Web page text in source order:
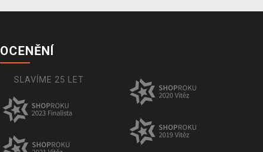
OCENĚNÍ
SLAVÍME 25 LET